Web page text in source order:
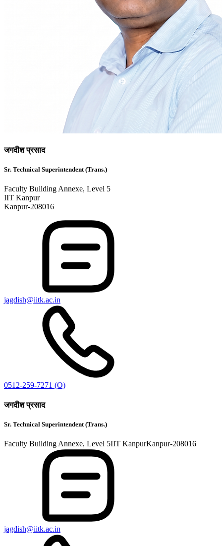
जगदीश प्रसाद
Sr. Technical Superintendent (Trans.)
Faculty Building Annexe, Level 5
IIT Kanpur
Kanpur-208016
jagdish@iitk.ac.in
0512-259-7271 (O)
जगदीश प्रसाद
Sr. Technical Superintendent (Trans.)
Faculty Building Annexe, Level 5IIT KanpurKanpur-208016
jagdish@iitk.ac.in